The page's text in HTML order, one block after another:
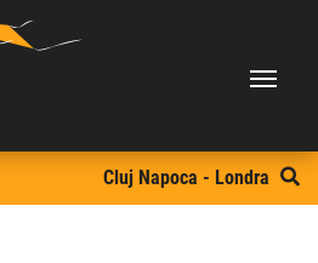
Cluj Napoca - Londra